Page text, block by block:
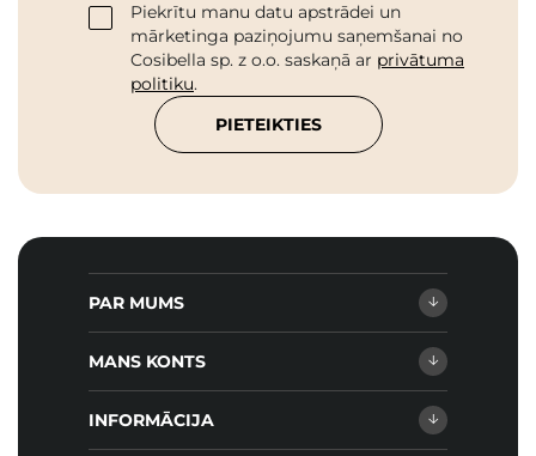
Piekrītu manu datu apstrādei un
mārketinga paziņojumu saņemšanai no
Cosibella sp. z o.o. saskaņā ar privātuma
politiku.
PIETEIKTIES
PAR MUMS
MANS KONTS
INFORMĀCIJA